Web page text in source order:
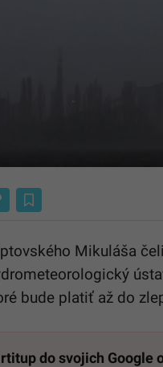
Mikuláša
bude platiť až do
do svojich Google